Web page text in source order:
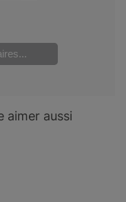
aimer aussi